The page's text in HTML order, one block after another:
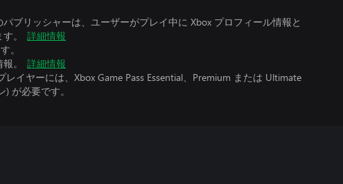
ブリッシャーは、ユーザーがプレイ中に Xbox プロフィール情報と
。
詳細情報
。
。
詳細情報
イヤーには、Xbox Game Pass Essential、Premium または Ultimate
が必要です。